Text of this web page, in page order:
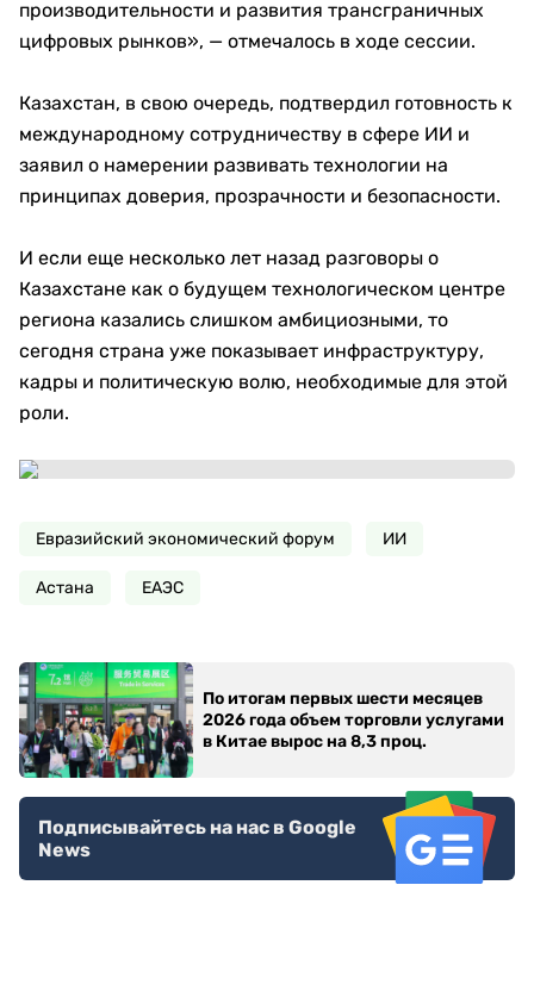
производительности и развития трансграничных
цифровых рынков», — отмечалось в ходе сессии.
Казахстан, в свою очередь, подтвердил готовность к
международному сотрудничеству в сфере ИИ и
заявил о намерении развивать технологии на
принципах доверия, прозрачности и безопасности.
И если еще несколько лет назад разговоры о
Казахстане как о будущем технологическом центре
региона казались слишком амбициозными, то
сегодня страна уже показывает инфраструктуру,
кадры и политическую волю, необходимые для этой
роли.
Евразийский экономический форум ИИ
Астана ЕАЭС
По итогам первых шести месяцев
2026 года объем торговли услугами
в Китае вырос на 8,3 проц.
Подписывайтесь на нас в Google
News